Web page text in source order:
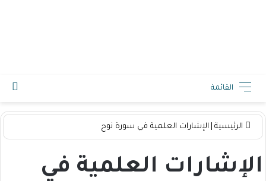
القائمة
الرئيسية الإشارات العلمية في سورة نوح
الإشارات العلمية في